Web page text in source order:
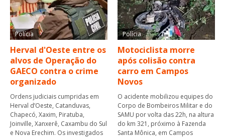
Polícia
Herval d'Oeste entre os
alvos de Operação do
GAECO contra o crime
organizado
Ordens judiciais cumpridas em
Herval d’Oeste, Catanduvas,
Chapecó, Xaxim, Piratuba,
Joinville, Xanxerê, Caxambu do Sul
e Nova Erechim. Os investigados
Polícia
Motociclista morre
após colisão contra
carro em Campos
Novos
O acidente mobilizou equipes do
Corpo de Bombeiros Militar e do
SAMU por volta das 22h, na altura
do km 321, próximo à Fazenda
Santa Mônica, em Campos